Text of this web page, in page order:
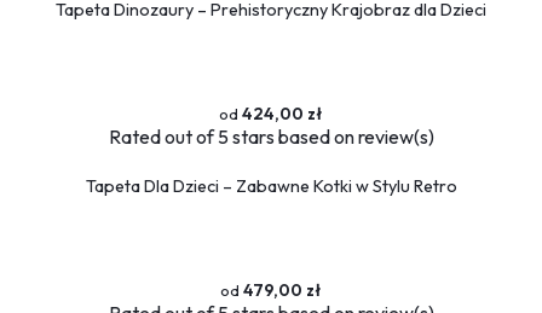
Tapeta Dinozaury – Prehistoryczny Krajobraz dla Dzieci
424,00 zł
Ratedout of 5 stars based onreview(s)
Tapeta Dla Dzieci – Zabawne Kotki w Stylu Retro
479,00 zł